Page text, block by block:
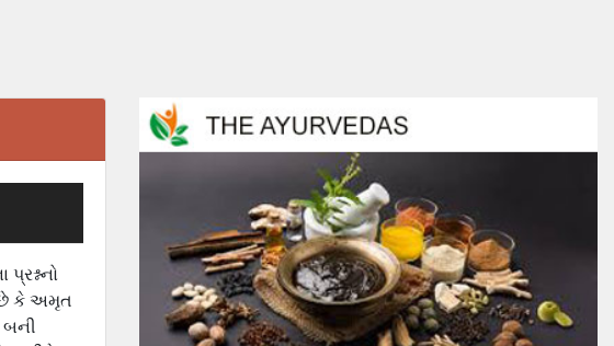
છે કે અમૃત